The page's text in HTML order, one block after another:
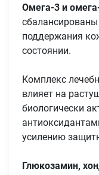
Омега-3 и
поддержания
состоянии.
Комплекс
влияет на
биологически
усилению
Глюкозамин,